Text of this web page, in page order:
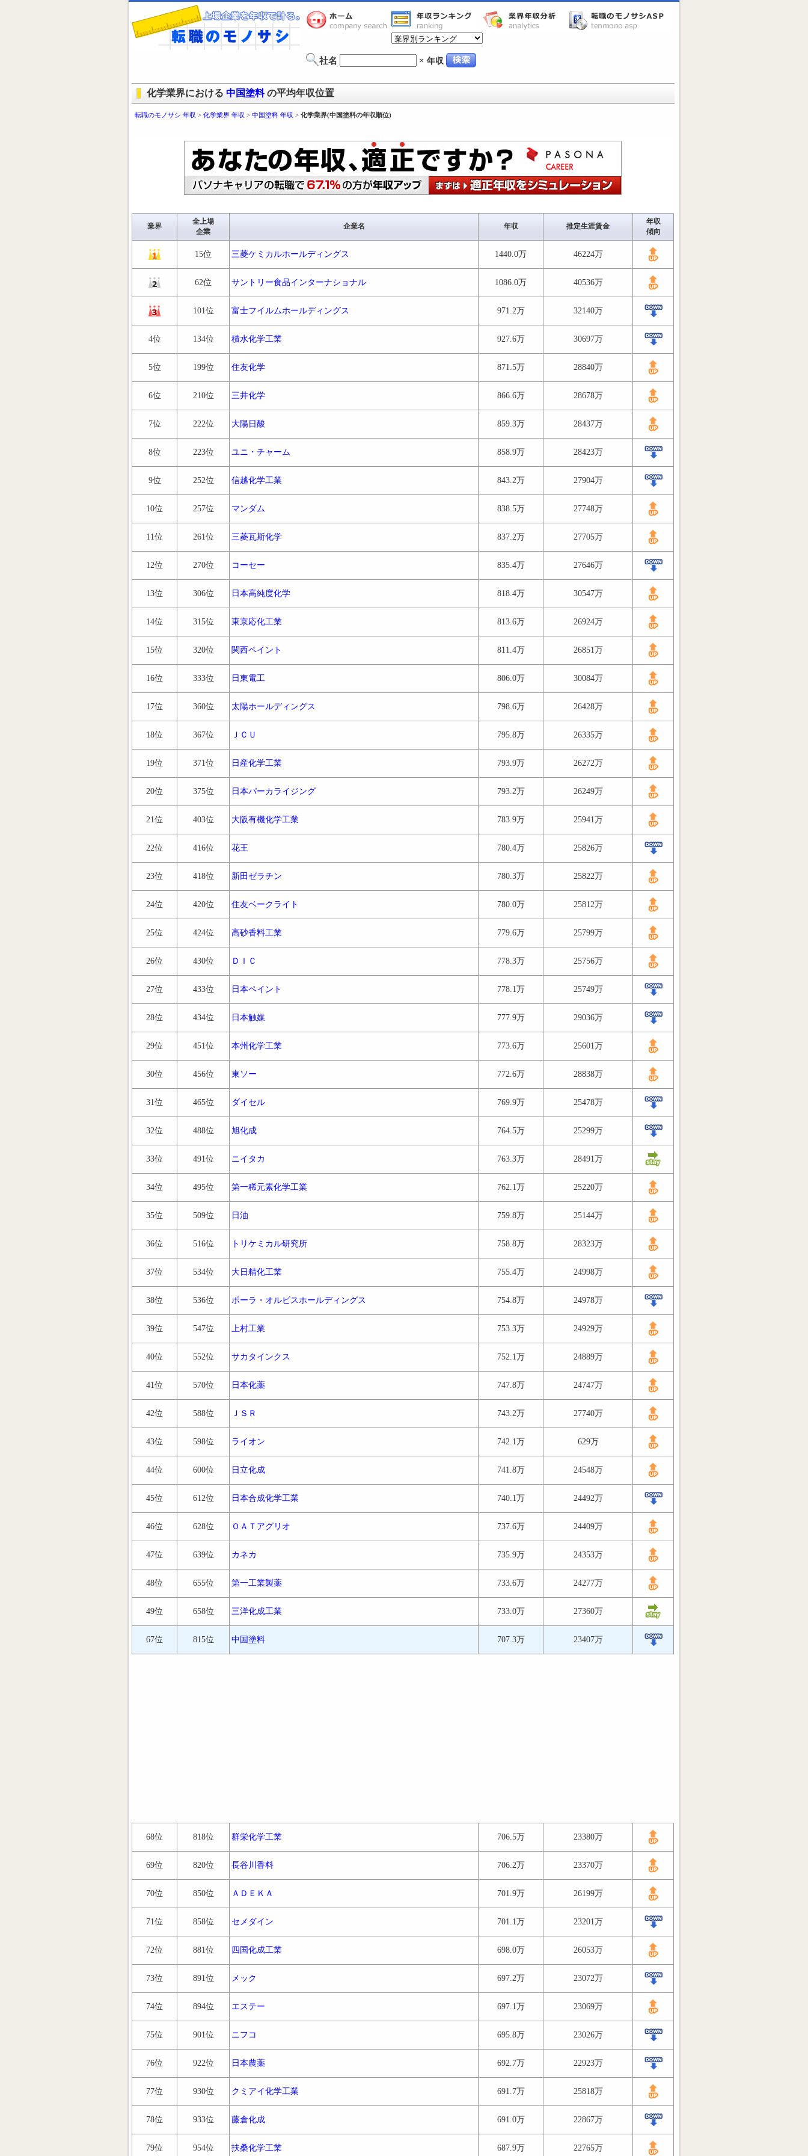
社名 × 年収
化学業界における 中国塗料の平均年収位置
転職のモノサシ 年収 > 化学業界 年収 > 中国塗料 年収 > 化学業界(中国塗料の年収順位)
業界
全上場
企業
企業名 年収 推定生涯賃金
年収
傾向
15位 三菱ケミカルホールディングス 1440.0万 46224万
62位 サントリー食品インターナショナル 1086.0万 40536万
101位 富士フイルムホールディングス 971.2万 32140万
4位 134位 積水化学工業 927.6万 30697万
5位 199位 住友化学 871.5万 28840万
6位 210位 三井化学 866.6万 28678万
7位 222位 大陽日酸 859.3万 28437万
8位 223位 ユニ・チャーム 858.9万 28423万
9位 252位 信越化学工業 843.2万 27904万
10位 257位 マンダム 838.5万 27748万
11位 261位 三菱瓦斯化学 837.2万 27705万
12位 270位 コーセー 835.4万 27646万
13位 306位 日本高純度化学 818.4万 30547万
14位 315位 東京応化工業 813.6万 26924万
15位 320位 関西ペイント 811.4万 26851万
16位 333位 日東電工 806.0万 30084万
17位 360位 太陽ホールディングス 798.6万 26428万
18位 367位 ＪＣＵ 795.8万 26335万
19位 371位 日産化学工業 793.9万 26272万
20位 375位 日本パーカライジング 793.2万 26249万
21位 403位 大阪有機化学工業 783.9万 25941万
22位 416位 花王 780.4万 25826万
23位 418位 新田ゼラチン 780.3万 25822万
24位 420位 住友ベークライト 780.0万 25812万
25位 424位 高砂香料工業 779.6万 25799万
26位 430位 ＤＩＣ 778.3万 25756万
27位 433位 日本ペイント 778.1万 25749万
28位 434位 日本触媒 777.9万 29036万
29位 451位 本州化学工業 773.6万 25601万
30位 456位 東ソー 772.6万 28838万
31位 465位 ダイセル 769.9万 25478万
32位 488位 旭化成 764.5万 25299万
33位 491位 ニイタカ 763.3万 28491万
34位 495位 第一稀元素化学工業 762.1万 25220万
35位 509位 日油 759.8万 25144万
36位 516位 トリケミカル研究所 758.8万 28323万
37位 534位 大日精化工業 755.4万 24998万
38位 536位 ポーラ・オルビスホールディングス 754.8万 24978万
39位 547位 上村工業 753.3万 24929万
40位 552位 サカタインクス 752.1万 24889万
41位 570位 日本化薬 747.8万 24747万
42位 588位 ＪＳＲ 743.2万 27740万
43位 598位 ライオン 742.1万 629万
44位 600位 日立化成 741.8万 24548万
45位 612位 日本合成化学工業 740.1万 24492万
46位 628位 ＯＡＴアグリオ 737.6万 24409万
47位 639位 カネカ 735.9万 24353万
48位 655位 第一工業製薬 733.6万 24277万
49位 658位 三洋化成工業 733.0万 27360万
67位 815位 中国塗料 707.3万 23407万
68位 818位 群栄化学工業 706.5万 23380万
69位 820位 長谷川香料 706.2万 23370万
70位 850位 ＡＤＥＫＡ 701.9万 26199万
71位 858位 セメダイン 701.1万 23201万
72位 881位 四国化成工業 698.0万 26053万
73位 891位 メック 697.2万 23072万
74位 894位 エステー 697.1万 23069万
75位 901位 ニフコ 695.8万 23026万
76位 922位 日本農薬 692.7万 22923万
77位 930位 クミアイ化学工業 691.7万 25818万
78位 933位 藤倉化成 691.0万 22867万
79位 954位 扶桑化学工業 687.9万 22765万